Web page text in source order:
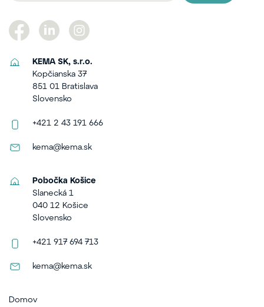
KEMA SK, s.r.o.
Kopčianska 37
851 01 Bratislava
Slovensko
+421 2 43 191 666
kema@kema.sk
Pobočka Košice
Slanecká 1
040 12 Košice
Slovensko
+421 917 694 713
kema@kema.sk
Domov